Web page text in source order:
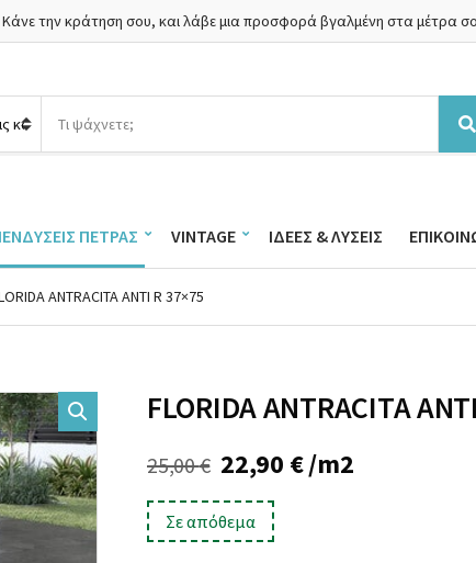
Κάνε την κράτηση σου, και λάβε μια προσφορά βγαλμένη στα μέτρα
α
η
π
ρ
ό
ν
τ
ω
ν
:
Α
ν
τ
η
ΠΈΤΡΑΣ VINTAGE ΙΔΈΕΣ & ΛΎΣΕΙΣ
ANTRACITA ANTI R 37×75
FLORIDA ANTRACITA
25,00€ Original
price
was:
22,90 €Η/m2
Σε απόθεμα